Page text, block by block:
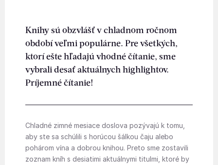
Knihy sú obzvlášť v chladnom ročnom
období veľmi populárne. Pre všetkých,
ktorí ešte hľadajú vhodné čítanie, sme
vybrali desať aktuálnych highlightov.
Príjemné čítanie!
Chladné zimné mesiace doslova pozývajú k tomu,
aby ste sa schúlili s horúcou šálkou čaju alebo
pohárom vína a dobrou knihou. Preto sme zostavili
zoznam kníh s desiatimi aktuálnymi titulmi, ktoré by